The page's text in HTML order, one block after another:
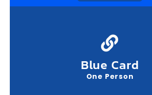
Blue Card
One Person